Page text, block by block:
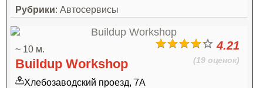
Рубрики: Автосервисы
4.21
(19 оценок)
~ 10 м.
Buildup Workshop
Хлебозаводский проезд, 7А